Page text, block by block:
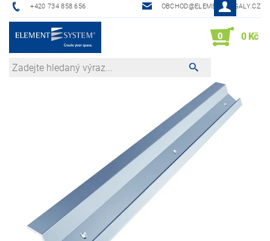
+420 734 858 656 OBCHOD@ELEMENTREGALY.CZ
0 0 Kč